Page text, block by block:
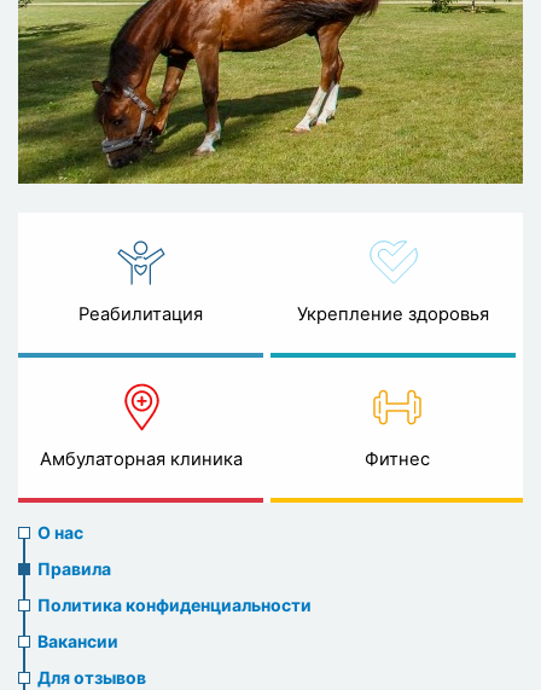
Реабилитация Укрепление здоровья
Амбулаторная клиника Фитнес
About
us
header
menu
О нас
Правила
Политика конфиденциальности
Вакансии
Для отзывов